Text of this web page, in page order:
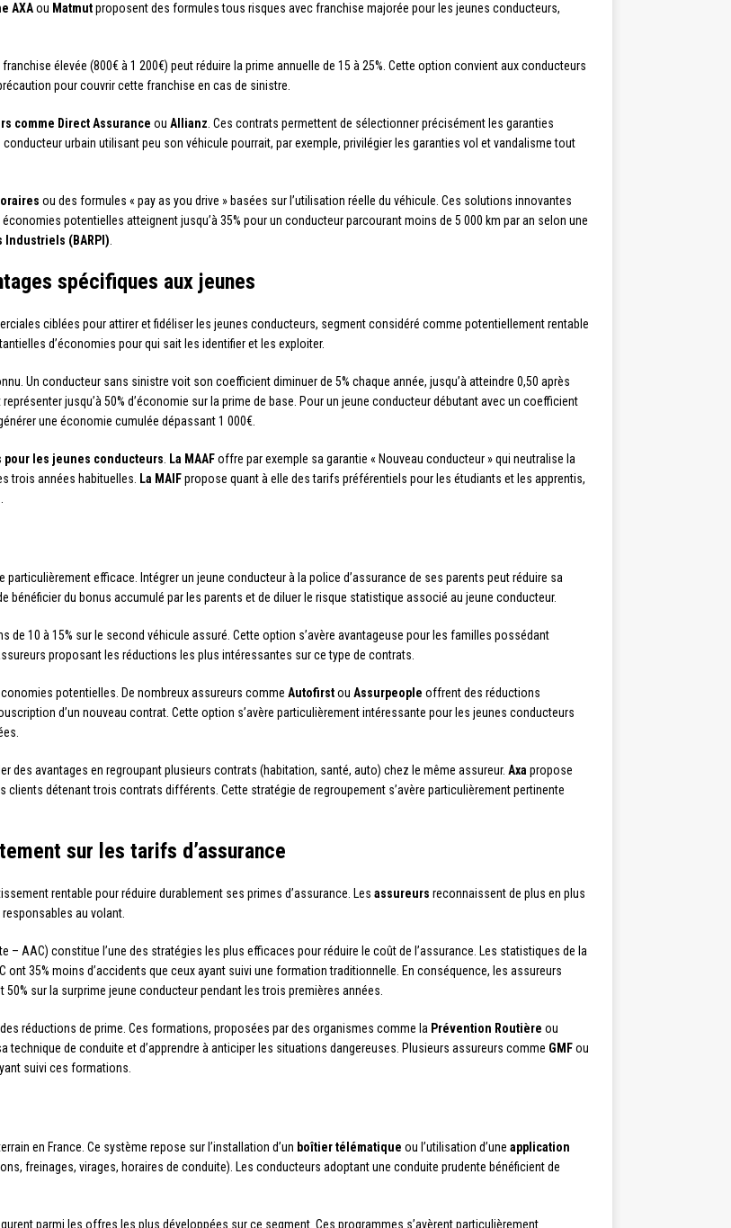
AXAou Matmutproposent des formules tous risques avec franchise majorée pour les jeunes conducteurs,
élevée (800€ à 1 200€) peut réduire la prime annuelle de 15 à 25%. Cette option convient aux conducteurs
pour couvrir cette franchise en cas de sinistre.
comme Direct Assurance ou Allianz . Ces contrats permettent de sélectionner précisément les garanties
urbain utilisant peu son véhicule pourrait, par exemple, privilégier les garanties vol et vandalisme tout
ou des formules « pay as you drive » basées sur l’utilisation réelle du véhicule. Ces solutions innovantes
potentielles atteignent jusqu’à 35% pour un conducteur parcourant moins de 5 000 km par an selon une
Industriels (BARPI)
spécifiques aux jeunes
ciblées pour attirer et fidéliser les jeunes conducteurs, segment considéré comme potentiellement rentable
d’économies pour qui sait les identifier et les exploiter.
Un conducteur sans sinistre voit son coefficient diminuer de 5% chaque année, jusqu’à atteindre 0,50 après
jusqu’à 50% d’économie sur la prime de base. Pour un jeune conducteur débutant avec un coefficient
une économie cumulée dépassant 1 000€.
pour les jeunes conducteurs La MAAFoffre par exemple sa garantie « Nouveau conducteur » qui neutralise la
trois années habituelles.
La MAIFpropose quant à elle des tarifs préférentiels pour les étudiants et les apprentis,
efficace. Intégrer un jeune conducteur à la police d’assurance de ses parents peut réduire sa
bénéficier du bonus accumulé par les parents et de diluer le risque statistique associé au jeune conducteur.
de 10 à 15% sur le second véhicule assuré. Cette option s’avère avantageuse pour les familles possédant
proposant les réductions les plus intéressantes sur ce type de contrats.
potentielles. De nombreux assureurs comme Autofirstou Assurpeople offrent des réductions
d’un nouveau contrat. Cette option s’avère particulièrement intéressante pour les jeunes conducteurs
des avantages en regroupant plusieurs contrats (habitation, santé, auto) chez le même assureur. Axa propose
clients détenant trois contrats différents. Cette stratégie de regroupement s’avère particulièrement pertinente
sur les tarifs d’assurance
rentable pour réduire durablement ses primes d’assurance. Les assureurs reconnaissent de plus en plus
au volant.
– AAC) constitue l’une des stratégies les plus efficaces pour réduire le coût de l’assurance. Les statistiques de la
ont 35% moins d’accidents que ceux ayant suivi une formation traditionnelle. En conséquence, les assureurs
sur la surprime jeune conducteur pendant les trois premières années.
réductions de prime. Ces formations, proposées par des organismes comme la Prévention Routière ou
technique de conduite et d’apprendre à anticiper les situations dangereuses. Plusieurs assureurs comme GMFou
suivi ces formations.
en France. Ce système repose sur l’installation d’un boîtier télématique ou l’utilisation d’une application
freinages, virages, horaires de conduite). Les conducteurs adoptant une conduite prudente bénéficient de
parmi les offres les plus développées sur ce segment. Ces programmes s’avèrent particulièrement